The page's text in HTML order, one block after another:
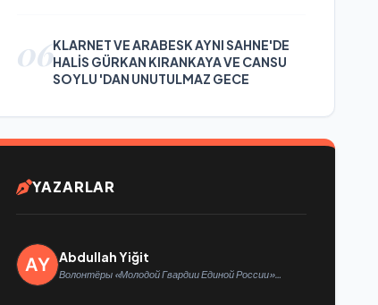
06KLARNET VE ARABESK AYNI SAHNE'DE
HALİS GÜRKAN KIRANKAYA VE CANSU
SOYLU 'DAN UNUTULMAZ GECE
YAZARLAR
Abdullah Yiğit
Волонтёры «Молодой Гвардии Единой России»